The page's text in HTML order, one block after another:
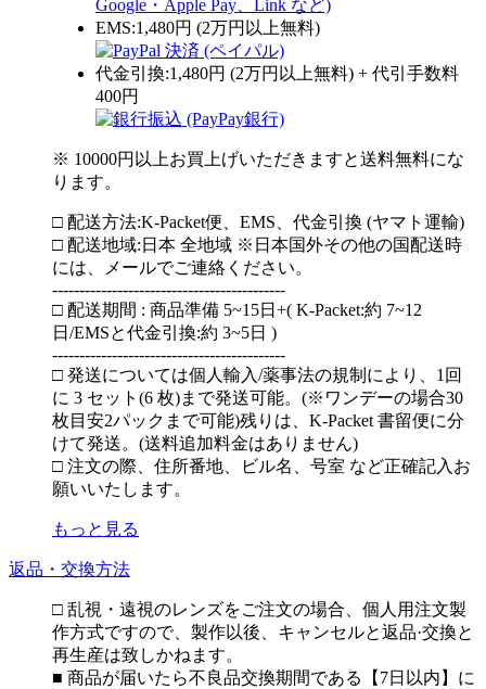
EMS:1,480円 (2万円以上無料)
代金引換:1,480円 (2万円以上無料) + 代引手数料
400円
※ 10000円以上お買上げいただきますと送料無料にな
ります。
□ 配送方法:K-Packet便、EMS、代金引換 (ヤマト運輸)
□ 配送地域:日本 全地域 ※日本国外その他の国配送時
には、メールでご連絡ください。
-------------------------------------------
□ 配送期間 : 商品準備 5~15日+( K-Packet:約 7~12
日/EMSと代金引換:約 3~5日 )
-------------------------------------------
□ 発送については個人輸入/薬事法の規制により、1回
に 3 セット(6 枚)まで発送可能。(※ワンデーの場合30
枚目安2パックまで可能)残りは、K-Packet 書留便に分
けて発送。(送料追加料金はありません)
□ 注文の際、住所番地、ビル名、号室 など正確記入お
願いいたします。
もっと見る
返品・交換方法
□ 乱視・遠視のレンズをご注文の場合、個人用注文製
作方式ですので、製作以後、キャンセルと返品·交換と
再生産は致しかねます。
■ 商品が届いたら不良品交換期間である【7日以内】に